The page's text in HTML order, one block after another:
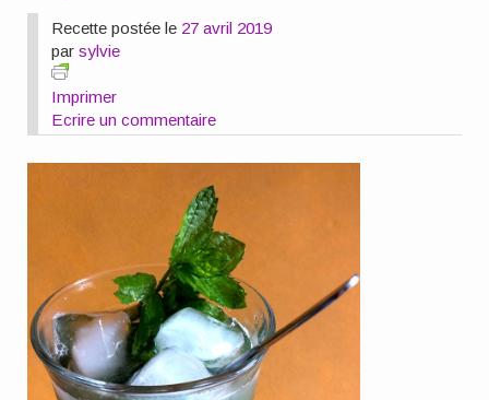
Recette postée le 27 avril 2019
parsylvie
Imprimer
Ecrire un commentaire